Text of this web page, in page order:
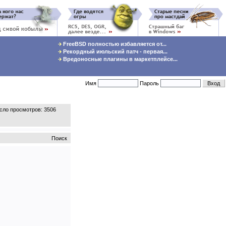
FreeBSD полностью избавляется от...
Рекордный июльский патч - первая...
Вредоносные плагины в маркетплейсе...
Имя Пароль
просмотров: 3506
Поиск